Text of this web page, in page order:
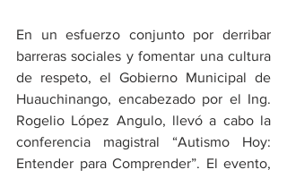
En un esfuerzo conjunto por derribar
barreras sociales y fomentar una cultura
de respeto, el Gobierno Municipal de
Huauchinango, encabezado por el Ing.
Rogelio López Angulo, llevó a cabo la
conferencia magistral “Autismo Hoy:
Entender para Comprender”. El evento,